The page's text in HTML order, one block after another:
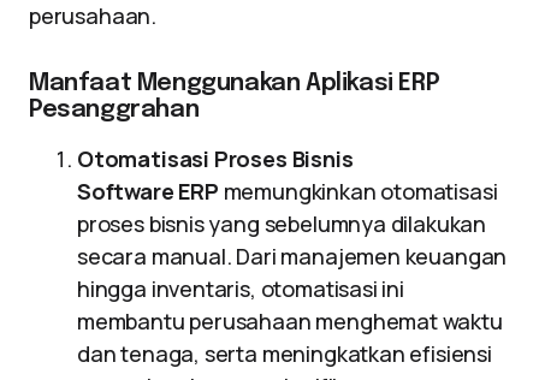
perusahaan.
Manfaat Menggunakan Aplikasi ERP
Pesanggrahan
Otomatisasi Proses Bisnis
Software ERP memungkinkan otomatisasi
proses bisnis yang sebelumnya dilakukan
secara manual. Dari manajemen keuangan
hingga inventaris, otomatisasi ini
membantu perusahaan menghemat waktu
dan tenaga, serta meningkatkan efisiensi